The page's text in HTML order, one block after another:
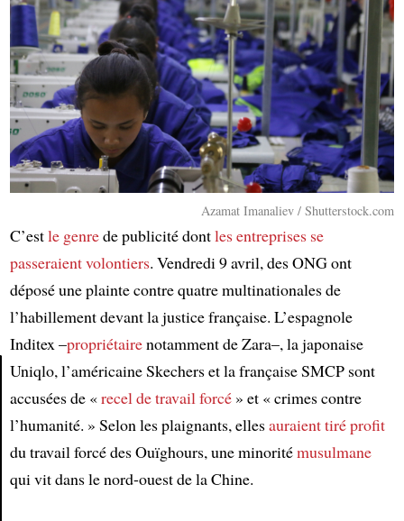
Article
Azamat Imanaliev / Shutterstock.com
C’estle genrede publicité dontles entreprises se
passeraient volontiers. Vendredi 9 avril, des ONG ont
déposé une plainte contre quatre multinationales de
l’habillement devant la justice française. L’espagnole
Inditex –propriétairenotamment de Zara–, la japonaise
Uniqlo, l’américaine Skechers et la française SMCP sont
accusées de «recel de travail forcé» et « crimes contre
l’humanité. » Selon les plaignants, ellesauraient tiré profit
du travail forcé des Ouïghours, une minoritémusulmane
qui vit dans le nord-ouest de la Chine.